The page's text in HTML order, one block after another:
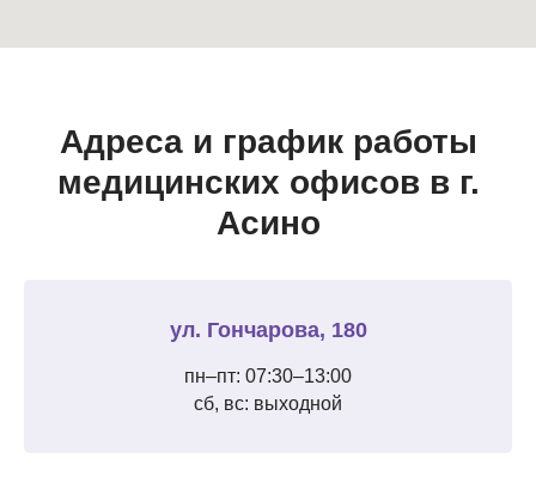
Адреса и график работы
медицинских офисов в г.
Асино
ул. Гончарова, 180
пн–пт: 07:30–13:00
сб, вс: выходной